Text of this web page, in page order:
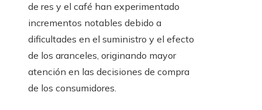
de res y el café han experimentado
incrementos notables debido a
dificultades en el suministro y el efecto
de los aranceles, originando mayor
atención en las decisiones de compra
de los consumidores.